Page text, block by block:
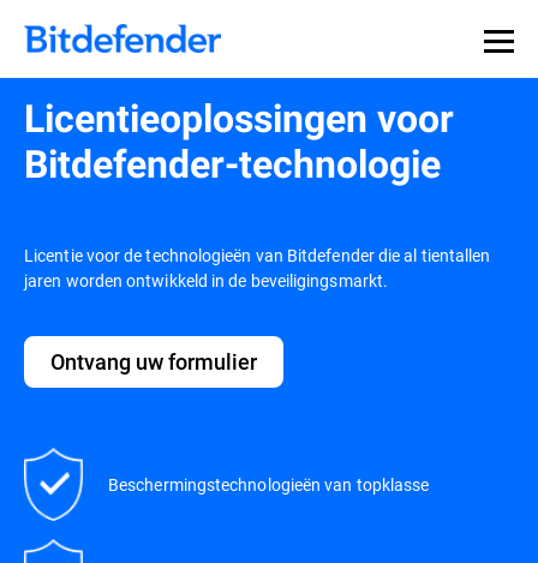
Licentieoplossingen voor
Bitdefender-technologie
Licentie voor de technologieën van Bitdefender die al tientallen
jaren worden ontwikkeld in de beveiligingsmarkt.
Ontvang uw formulier
Beschermingstechnologieën van topklasse